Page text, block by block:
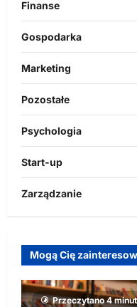
Finanse
Gospodarka
Marketing
Pozostałe
Psychologia
Start-up
Zarządzanie
Mogą Cię
Przeczytano 4 minut